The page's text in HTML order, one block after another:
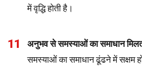
में वृद्धि होती है।
11 अनुभव से समस्याओं का समाधान
समस्याओं का समाधान ढूंढने में सक्षम